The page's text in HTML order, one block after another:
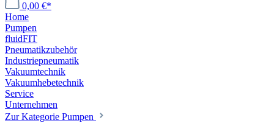
0,00 €*
Home
Pumpen
fluidFIT
Pneumatikzubehör
Industriepneumatik
Vakuumtechnik
Vakuumhebetechnik
Service
Unternehmen
Zur Kategorie Pumpen